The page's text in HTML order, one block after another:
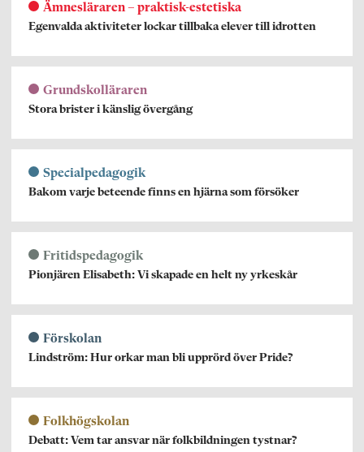
Ämnesläraren – praktisk-estetiska
Egenvalda aktiviteter lockar tillbaka elever till idrotten
Grundskolläraren
Stora brister i känslig övergång
Specialpedagogik
Bakom varje beteende finns en hjärna som försöker
Fritidspedagogik
Pionjären Elisabeth: Vi skapade en helt ny yrkeskår
Förskolan
Lindström: Hur orkar man bli upprörd över Pride?
Folkhögskolan
Debatt: Vem tar ansvar när folkbildningen tystnar?